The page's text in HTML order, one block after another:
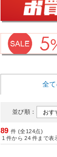
全
並び順：
89 件 (全124点)
1 件から 24 件まで表